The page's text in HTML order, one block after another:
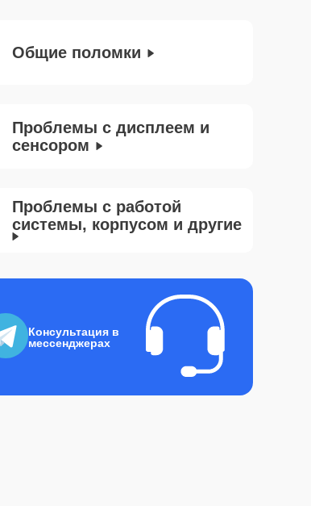
Общие поломки
Проблемы с дисплеем и
сенсором
Проблемы с работой
системы, корпусом и другие
Консультация в
мессенджерах